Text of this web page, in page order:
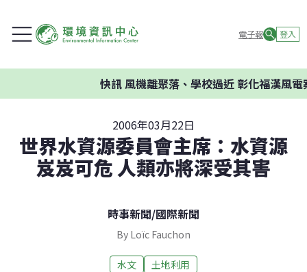
電子報 登入
快訊風機離聚落、學校過近 彰化福漢風電
2006年03月22日
世界水資源委員會主席：水資源
岌岌可危 人類亦將深受其害
時事新聞/國際新聞
By Loïc Fauchon
水文 土地利用